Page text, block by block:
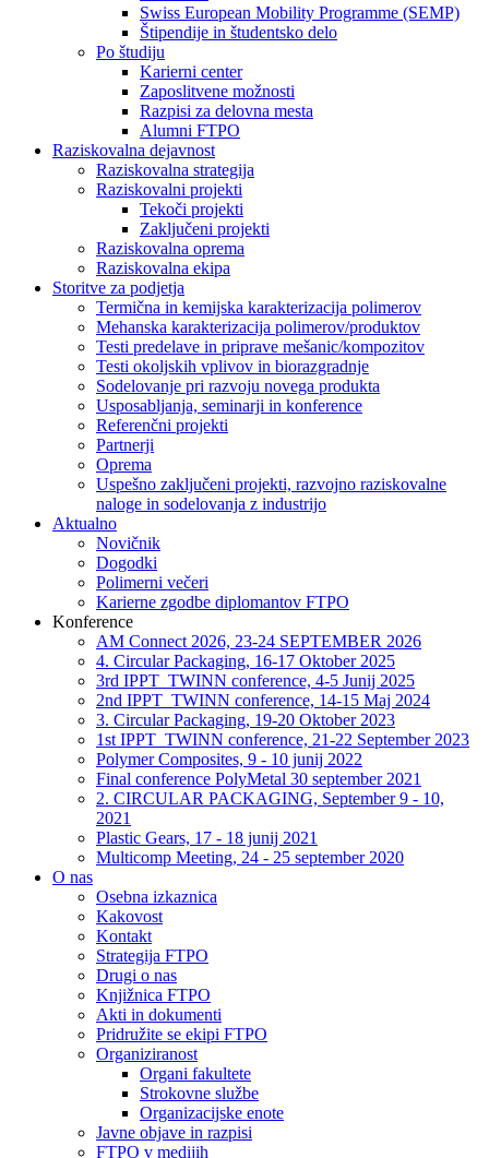
Swiss European Mobility Programme (SEMP)
Štipendije in študentsko delo
Po študiju
Karierni center
Zaposlitvene možnosti
Razpisi za delovna mesta
Alumni FTPO
Raziskovalna dejavnost
Raziskovalna strategija
Raziskovalni projekti
Tekoči projekti
Zaključeni projekti
Raziskovalna oprema
Raziskovalna ekipa
Storitve za podjetja
Termična in kemijska karakterizacija polimerov
Mehanska karakterizacija polimerov/produktov
Testi predelave in priprave mešanic/kompozitov
Testi okoljskih vplivov in biorazgradnje
Sodelovanje pri razvoju novega produkta
Usposabljanja, seminarji in konference
Referenčni projekti
Partnerji
Oprema
Uspešno zaključeni projekti, razvojno raziskovalne
naloge in sodelovanja z industrijo
Aktualno
Novičnik
Dogodki
Polimerni večeri
Karierne zgodbe diplomantov FTPO
Konference
AM Connect 2026, 23-24 SEPTEMBER 2026
4. Circular Packaging, 16-17 Oktober 2025
3rd IPPT_TWINN conference, 4-5 Junij 2025
2nd IPPT_TWINN conference, 14-15 Maj 2024
3. Circular Packaging, 19-20 Oktober 2023
1st IPPT_TWINN conference, 21-22 September 2023
Polymer Composites, 9 - 10 junij 2022
Final conference PolyMetal 30 september 2021
2. CIRCULAR PACKAGING, September 9 - 10,
2021
Plastic Gears, 17 - 18 junij 2021
Multicomp Meeting, 24 - 25 september 2020
O nas
Osebna izkaznica
Kakovost
Kontakt
Strategija FTPO
Drugi o nas
Knjižnica FTPO
Akti in dokumenti
Pridružite se ekipi FTPO
Organiziranost
Organi fakultete
Strokovne službe
Organizacijske enote
Javne objave in razpisi
FTPO v medijih